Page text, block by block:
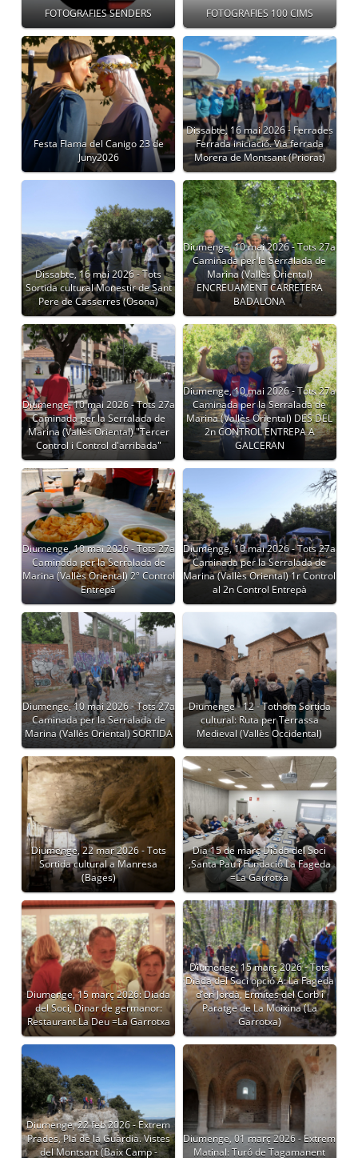
FOTOGRAFIES SENDERS FOTOGRAFIES 100 CIMS
Festa Flama del Canigo 23 de
Juny2026
Dissabte, 16 mai 2026 - Ferrades
Ferrada iniciació. Via ferrada
Morera de Montsant (Priorat)
Dissabte, 16 mai 2026 - Tots
Sortida cultural Monestir de Sant
Pere de Casserres (Osona)
Diumenge, 10 mai 2026 - Tots 27a
Caminada per la Serralada de
Marina (Vallès Oriental)
ENCREUAMENT CARRETERA
BADALONA
Diumenge, 10 mai 2026 - Tots 27a
Caminada per la Serralada de
Marina (Vallès Oriental) "Tercer
Control i Control d'arribada"
Diumenge, 10 mai 2026 - Tots 27a
Caminada per la Serralada de
Marina (Vallès Oriental) DES DEL
2n CONTROL ENTREPA A
GALCERAN
Diumenge, 10 mai 2026 - Tots 27a
Caminada per la Serralada de
Marina (Vallès Oriental) 2º Control
Entrepà
Diumenge, 10 mai 2026 - Tots 27a
Caminada per la Serralada de
Marina (Vallès Oriental) 1r Control
al 2n Control Entrepà
Diumenge, 10 mai 2026 - Tots 27a
Caminada per la Serralada de
Marina (Vallès Oriental) SORTIDA
Diumenge - 12 - Tothom Sortida
cultural: Ruta per Terrassa
Medieval (Vallès Occidental)
Diumenge, 22 mar 2026 - Tots
Sortida cultural a Manresa
(Bages)
Dia 15 de març Diada del Soci
,Santa Pau i Fundació La Fageda
=La Garrotxa
Diumenge, 15 març 2026: Diada
del Soci, Dinar de germanor:
Restaurant La Deu =La Garrotxa
Diumenge, 15 març 2026 - Tots
Diada del Soci opció A: La Fageda
d’en Jordà, Ermites del Corb i
Paratge de La Moixina (La
Garrotxa)
Diumenge, 22 feb 2026 - Extrem
Prades, Pla de la Guàrdia. Vistes
del Montsant (Baix Camp -
Diumenge, 01 març 2026 - Extrem
Matinal: Turó de Tagamanent